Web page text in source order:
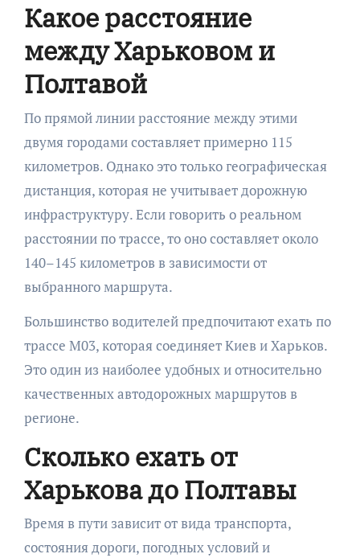
Какое расстояние
между Харьковом и
Полтавой
По прямой линии расстояние между этими
двумя городами составляет примерно 115
километров. Однако это только географическая
дистанция, которая не учитывает дорожную
инфраструктуру. Если говорить о реальном
расстоянии по трассе, то оно составляет около
140–145 километров в зависимости от
выбранного маршрута.
Большинство водителей предпочитают ехать по
трассе М03, которая соединяет Киев и Харьков.
Это один из наиболее удобных и относительно
качественных автодорожных маршрутов в
регионе.
Сколько ехать от
Харькова до Полтавы
Время в пути зависит от вида транспорта,
состояния дороги, погодных условий и